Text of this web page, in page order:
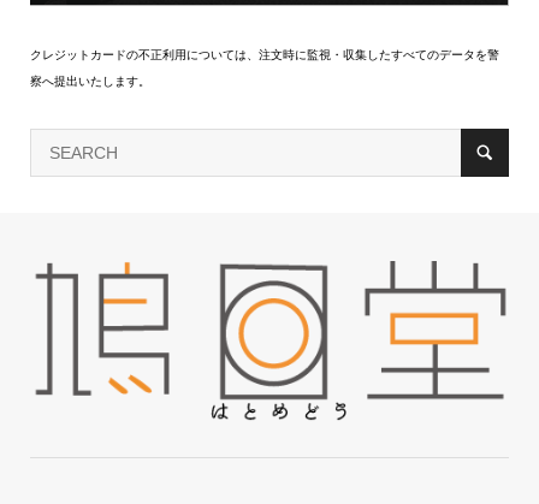
クレジットカードの不正利用については、注文時に監視・収集したすべてのデータを警
察へ提出いたします。